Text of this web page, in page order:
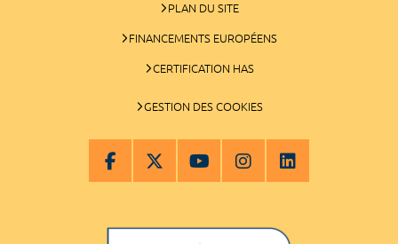
PLAN DU SITE
FINANCEMENTS EUROPÉENS
CERTIFICATION HAS
GESTION DES COOKIES